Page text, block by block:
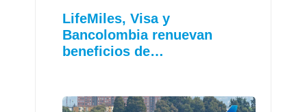
LifeMiles, Visa y
Bancolombia renuevan
beneficios de…